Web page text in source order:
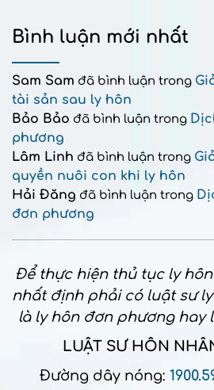
Bình luận mới nhất
Sam Sam đã bình luận trong
tài sản sau ly hôn
Bảo Bảo đã bình luận trong
phương
Lâm Linh đã bình luận trong
quyền nuôi con khi ly hôn
Hải Đăng đã bình luận trong
đơn phương
Để thực hiện thủ tục ly
nhất định phải có luật sư
là ly hôn đơn phương hay
LUẬT SƯ HÔN
Đường dây nóng: